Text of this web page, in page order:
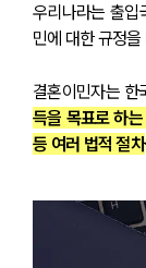
우리나라는 출입
민에 대한 규정
결혼이민자는 한
득을 목표로 하
등 여러 법적 절차